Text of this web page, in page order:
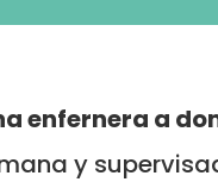
enfernera a
y